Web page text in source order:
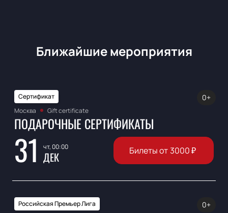
Ближайшие мероприятия
Сертификат
Москва
Gift certificate
ПОДАРОЧНЫЕ СЕРТИФИКАТЫ
31 чт, 00:00
ДЕК
0+
Билеты от 3000₽
Российская Премьер Лига
0+